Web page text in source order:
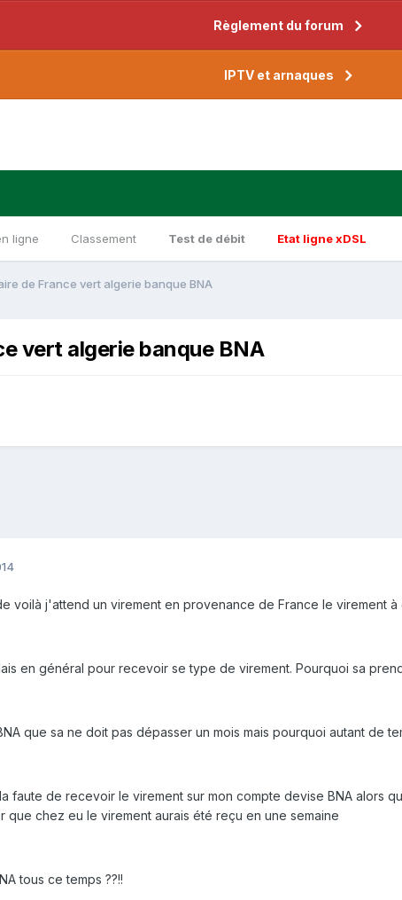
Règlement du forum
IPTV et arnaques
ligne Classement Test de débit Etat ligne xDSL
de France vert algerie banque BNA
vert algerie banque BNA
voilà j'attend un virement en provenance de France le virement
en général pour recevoir se type de virement. Pourquoi sa
que sa ne doit pas dépasser un mois mais pourquoi autant de
faute de recevoir le virement sur mon compte devise BNA
que chez eu le virement aurais été reçu en une semaine
tous ce temps ??!!